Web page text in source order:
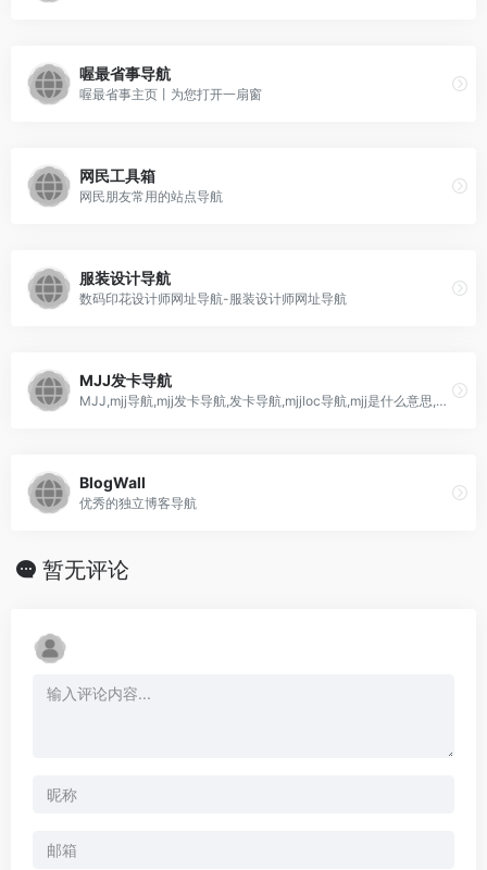
喔最省事导航
喔最省事主页丨为您打开一扇窗
网民工具箱
网民朋友常用的站点导航
服装设计导航
数码印花设计师网址导航-服装设计师网址导航
MJJ发卡导航
MJJ,mjj导航,mjj发卡导航,发卡导航,mjjloc导航,mjj是什么意思,mjj是什么,mjjloc,hostloc,全球主机交流论坛,office365,edu邮箱,网络加速,机场,网络加速怎么用,谷歌云二验号,aws码,github学生包,奈非月抛,azure码,世纪互联onedrive,netflix,GCP,谷歌云,校友邮箱,edu,AWS成品号
BlogWall
优秀的独立博客导航
暂无评论